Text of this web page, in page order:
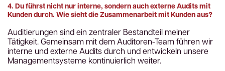
4. Du führst nicht nur interne, sondern auch externe Audits mit
Kunden durch. Wie sieht die Zusammenarbeit mit Kunden aus?
Auditierungen sind ein zentraler Bestandteil meiner
Tätigkeit. Gemeinsam mit dem Auditoren-Team führen wir
interne und externe Audits durch und entwickeln unsere
Managementsysteme kontinuierlich weiter.